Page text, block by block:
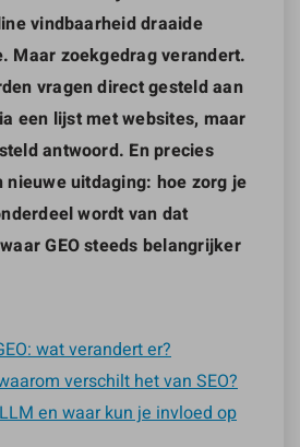
vindbaarheid draaide
Maar zoekgedrag verandert.
vragen direct gesteld aan
een lijst met websites, maar
antwoord. En precies
nieuwe uitdaging: hoe zorg je
wordt van dat
GEO steeds belangrijker
wat verandert er?
verschilt het van SEO?
en waar kun je invloed op